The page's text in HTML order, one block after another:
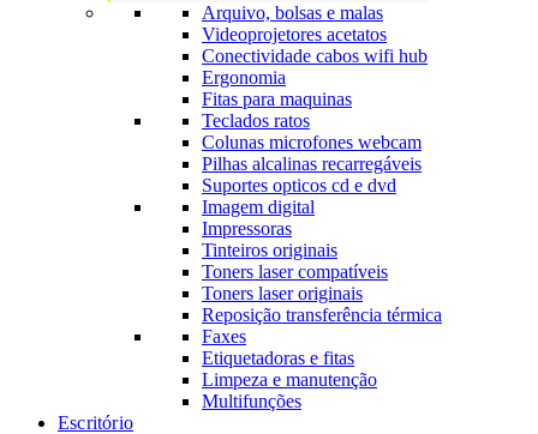
Arquivo, bolsas e malas
Videoprojetores acetatos
Conectividade cabos wifi hub
Ergonomia
Fitas para maquinas
Teclados ratos
Colunas microfones webcam
Pilhas alcalinas recarregáveis
Suportes opticos cd e dvd
Imagem digital
Impressoras
Tinteiros originais
Toners laser compatíveis
Toners laser originais
Reposição transferência térmica
Faxes
Etiquetadoras e fitas
Limpeza e manutenção
Multifunções
Escritório